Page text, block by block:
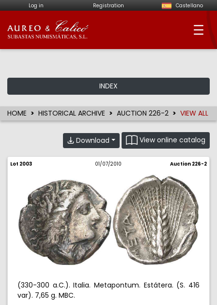
Log in Registration Castellano
Aureo & Calicó -
INDEX
HOME HISTORICAL ARCHIVE AUCTION 226-2 VIEW ALL
Download View online catalog
Lot 2003 01/07/2010 Auction 226-2
(330-300 a.C.). Italia. Metapontum. Estátera. (S. 416
var). 7,65 g. MBC.